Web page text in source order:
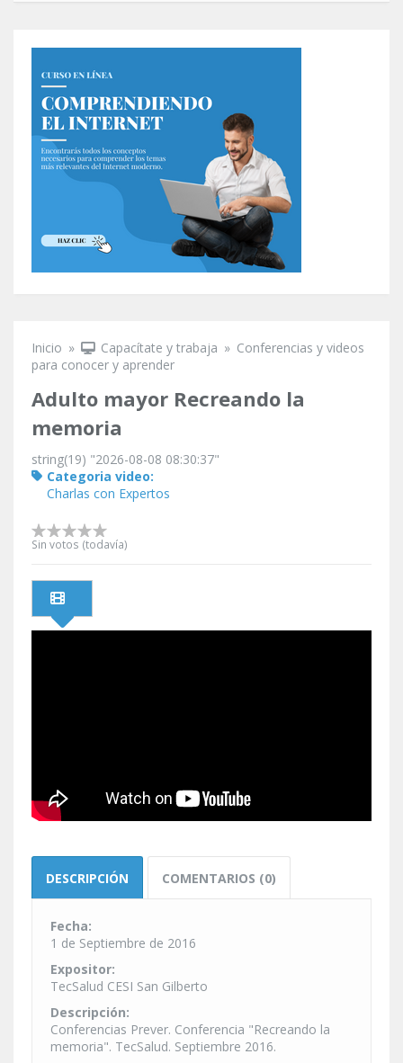
Se encuentra usted aquí
Inicio » Capacítate y trabaja » Conferencias y videos
para conocer y aprender
Adulto mayor Recreando la
memoria
string(19) "2026-08-08 08:30:37"
Categoria video:
Charlas con Expertos
Sin votos (todavía)
DESCRIPCIÓN COMENTARIOS (0)
Fecha:
1 de Septiembre de 2016
Expositor:
TecSalud CESI San Gilberto
Descripción:
Conferencias Prever. Conferencia "Recreando la
memoria". TecSalud. Septiembre 2016.